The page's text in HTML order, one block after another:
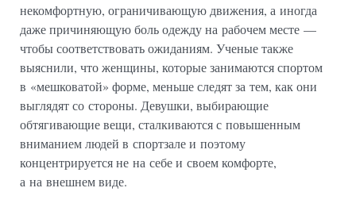
некомфортную, ограничивающую движения, а иногда
даже причиняющую боль одежду на рабочем месте —
чтобы соответствовать ожиданиям. Ученые также
выяснили, что женщины, которые занимаются спортом
в «мешковатой» форме, меньше следят за тем, как они
выглядят со стороны. Девушки, выбирающие
обтягивающие вещи, сталкиваются с повышенным
вниманием людей в спортзале и поэтому
концентрируется не на себе и своем комфорте,
а на внешнем виде.